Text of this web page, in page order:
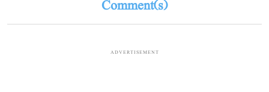
Comment(s)
ADVERTISEMENT